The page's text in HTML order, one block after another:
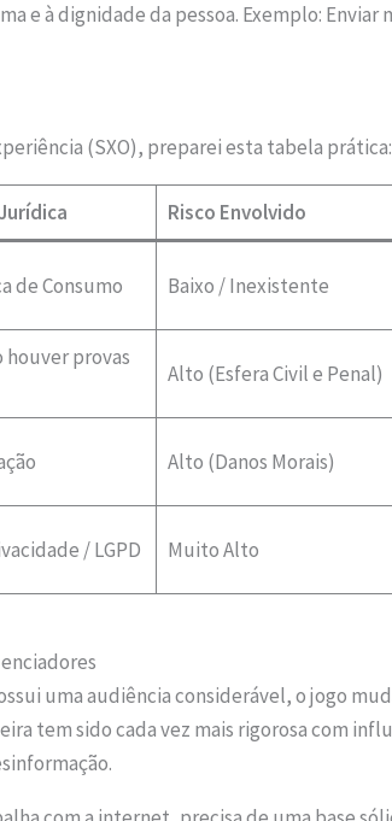
e à dignidade da pessoa. Exemplo:
(SXO), preparei esta tabela prática:
Risco Envolvido
de Consumo Baixo / Inexistente
houver provas
Alto (Esfera Civil e Penal)
Alto (Danos Morais)
/ LGPD Muito Alto
uma audiência considerável, o jogo
tem sido cada vez mais rigorosa com